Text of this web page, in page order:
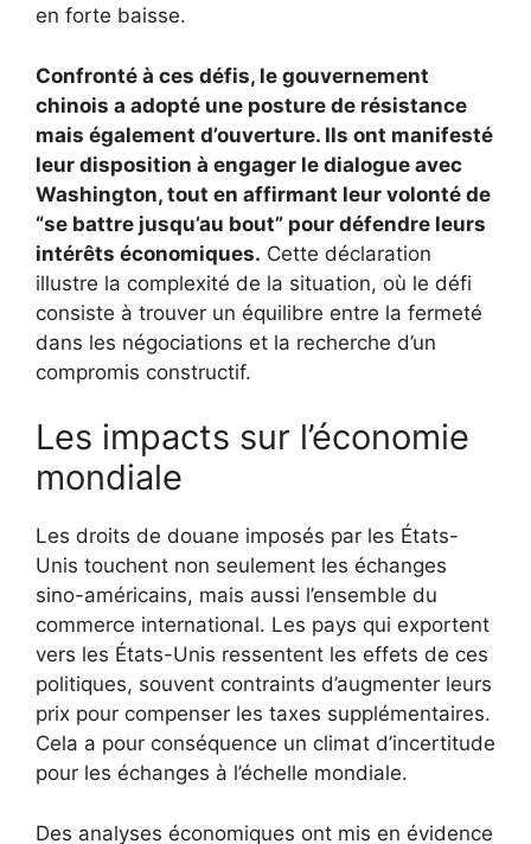
en forte baisse.
Confronté à ces défis, le gouvernement
chinois a adopté une posture de résistance
mais également d’ouverture. Ils ont manifesté
leur disposition à engager le dialogue avec
Washington, tout en affirmant leur volonté de
“se battre jusqu’au bout” pour défendre leurs
intérêts économiques. Cette déclaration
illustre la complexité de la situation, où le défi
consiste à trouver un équilibre entre la fermeté
dans les négociations et la recherche d’un
compromis constructif.
Les impacts sur l’économie
mondiale
Les droits de douane imposés par les États-
Unis touchent non seulement les échanges
sino-américains, mais aussi l’ensemble du
commerce international. Les pays qui exportent
vers les États-Unis ressentent les effets de ces
politiques, souvent contraints d’augmenter leurs
prix pour compenser les taxes supplémentaires.
Cela a pour conséquence un climat d’incertitude
pour les échanges à l’échelle mondiale.
Des analyses économiques ont mis en évidence